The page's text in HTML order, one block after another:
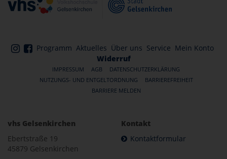
Programm Aktuelles Über uns Service Mein Konto
Widerruf
IMPRESSUM AGB
DATENSCHUTZERKLÄRUNG
NUTZUNGS- UND ENTGELTORDNUNG
BARRIEREFREIHEIT
BARRIERE MELDEN
vhs Gelsenkirchen
Ebertstraße 19
45879 Gelsenkirchen
Kontakt
Kontaktformular